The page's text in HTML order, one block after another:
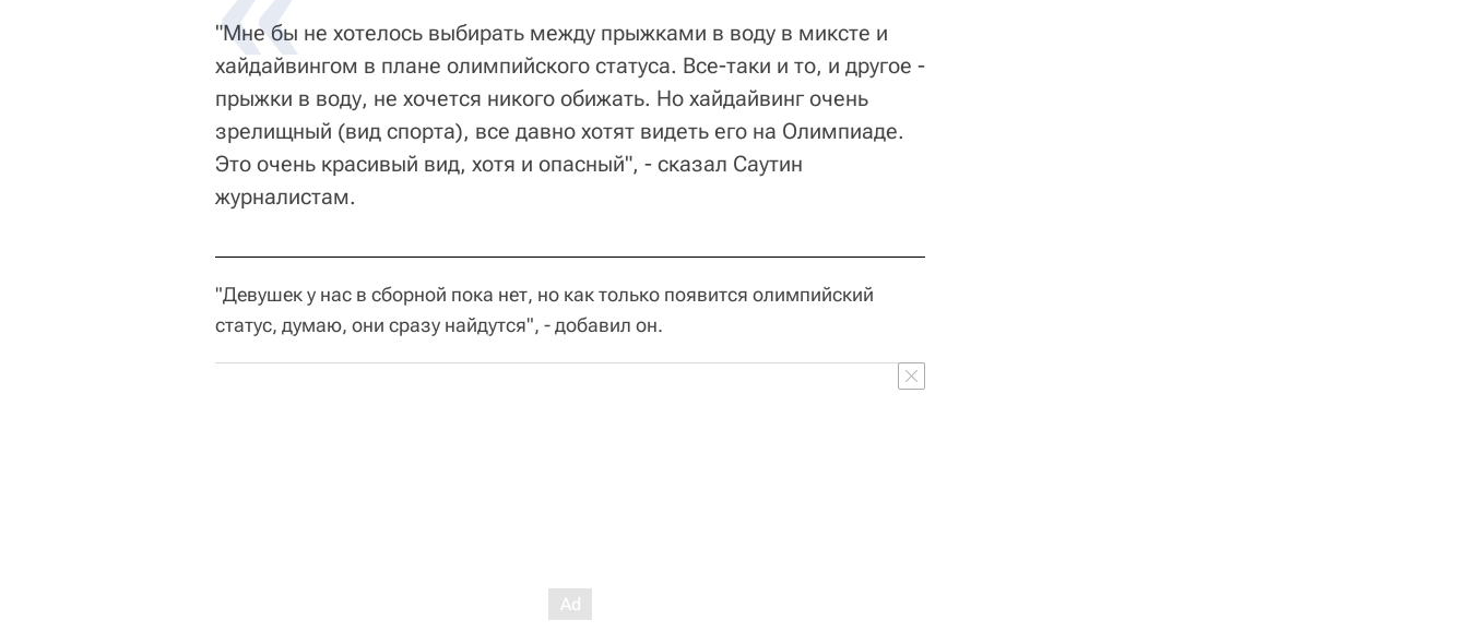
"Мне бы не хотелось выбирать между прыжками в воду в миксте и
хайдайвингом в плане олимпийского статуса. Все-таки и то, и другое -
прыжки в воду, не хочется никого обижать. Но хайдайвинг очень
зрелищный (вид спорта), все давно хотят видеть его на Олимпиаде.
Это очень красивый вид, хотя и опасный", - сказал Саутин
журналистам.
"Девушек у нас в сборной пока нет, но как только появится олимпийский
статус, думаю, они сразу найдутся", - добавил он.